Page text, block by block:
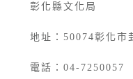
彰化縣文化局
地址：50074彰化市
電話：04-7250057